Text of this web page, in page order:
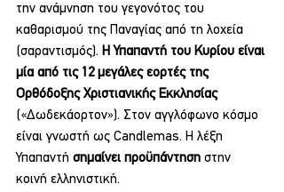
την ανάμνηση του γεγονότος του
καθαρισμού της Παναγίας από τη λοχεία
(σαραντισμός). Η Υπαπαντή του Κυρίου είναι
μία από τις 12 μεγάλες εορτές της
Ορθόδοξης Χριστιανικής Εκκλησίας
(«Δωδεκάορτον»). Στον αγγλόφωνο κόσμο
είναι γνωστή ως Candlemas. Η λέξη
Υπαπαντή σημαίνει προϋπάντηση στην
κοινή ελληνιστική.